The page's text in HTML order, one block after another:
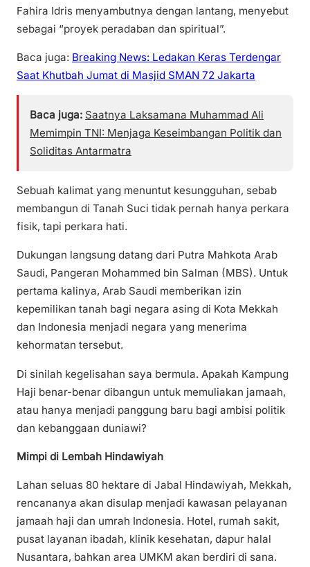
Fahira Idris menyambutnya dengan lantang, menyebut
sebagai “proyek peradaban dan spiritual”.
Baca juga: Breaking News: Ledakan Keras Terdengar
Saat Khutbah Jumat di Masjid SMAN 72 Jakarta
Baca juga: Saatnya Laksamana Muhammad Ali
Memimpin TNI: Menjaga Keseimbangan Politik dan
Soliditas Antarmatra
Sebuah kalimat yang menuntut kesungguhan, sebab
membangun di Tanah Suci tidak pernah hanya perkara
fisik, tapi perkara hati.
Dukungan langsung datang dari Putra Mahkota Arab
Saudi, Pangeran Mohammed bin Salman (MBS). Untuk
pertama kalinya, Arab Saudi memberikan izin
kepemilikan tanah bagi negara asing di Kota Mekkah
dan Indonesia menjadi negara yang menerima
kehormatan tersebut.
Di sinilah kegelisahan saya bermula. Apakah Kampung
Haji benar-benar dibangun untuk memuliakan jamaah,
atau hanya menjadi panggung baru bagi ambisi politik
dan kebanggaan duniawi?
Mimpi di Lembah Hindawiyah
Lahan seluas 80 hektare di Jabal Hindawiyah, Mekkah,
rencananya akan disulap menjadi kawasan pelayanan
jamaah haji dan umrah Indonesia. Hotel, rumah sakit,
pusat layanan ibadah, klinik kesehatan, dapur halal
Nusantara, bahkan area UMKM akan berdiri di sana.